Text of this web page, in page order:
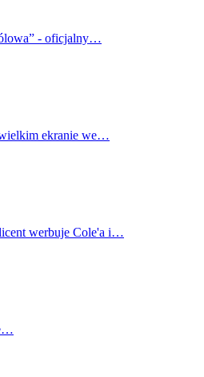
- oficjalny…
wielkim ekranie we…
werbuje Cole'a i…